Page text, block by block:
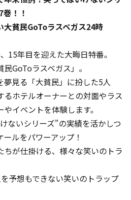
！！
貧民GoToラスベガス24時
15年目を迎えた大晦日特番。
GoToラスベガス」。
夢見る「大貧民」に扮した5人
るホテルオーナーとの対面やラス
イベントを体験します。
ないシリーズ”の実績を活かしつ
ルをパワーアップ！
ちが仕掛ける、様々な笑いのトラ
予想もできない笑いのトラップ